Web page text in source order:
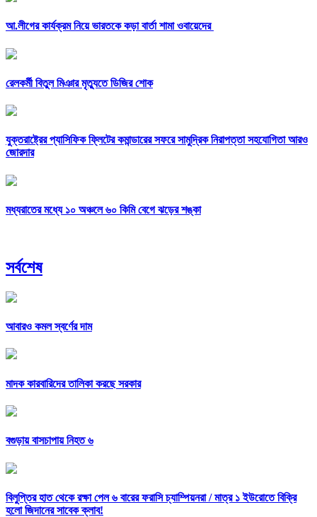
আ.লীগের কার্যক্রম নিয়ে ভারতকে কড়া বার্তা শামা ওবায়েদের
রেলকর্মী বিতুল মিঞার মৃত্যুতে ডিজির শোক
যুক্তরাষ্ট্রের প্যাসিফিক ফ্লিটের কমান্ডারের সফরে সামুদ্রিক নিরাপত্তা সহযোগিতা আরও
জোরদার
মধ্যরাতের মধ্যে ১০ অঞ্চলে ৬০ কিমি বেগে ঝড়ের শঙ্কা
সর্বশেষ
আবারও কমল স্বর্ণের দাম
মাদক কারবারিদের তালিকা করছে সরকার
বগুড়ায় বাসচাপায় নিহত ৬
বিলুপ্তির হাত থেকে রক্ষা পেল ৬ বারের ফরাসি চ্যাম্পিয়নরা /মাত্র ১ ইউরোতে বিক্রি
হলো জিদানের সাবেক ক্লাব!